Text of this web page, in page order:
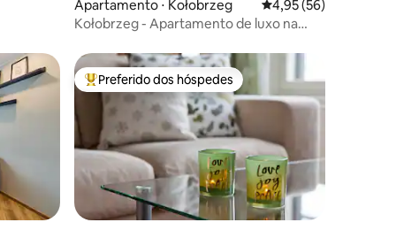
Apartamento ⋅ Kołobrzeg 4,95 de uma
4,95 (56)
Kołobrzeg - Apartamento de luxo na
Entre os melhores preferidos dos hóspedes
Preferido dos hóspedes